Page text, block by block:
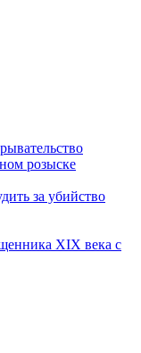
розыске
за убийство
XIX века с